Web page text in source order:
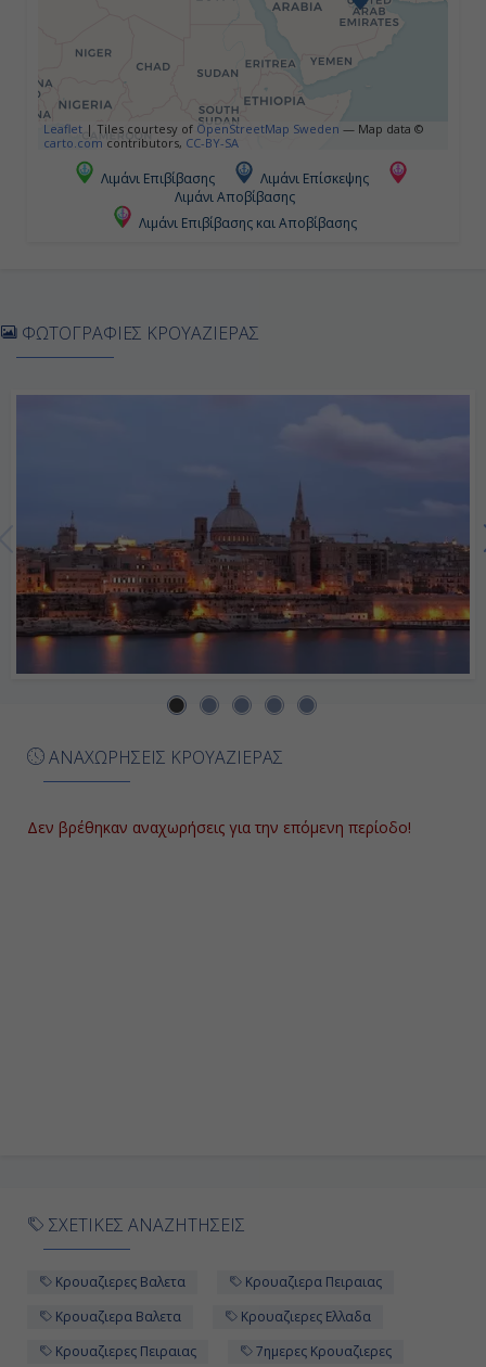
Νησί Σερ Μπανί Γιας, Ηνωμένα
Αραβικά Εμιράτα
07:00
Κατάκολο (Αρχ. Ολυμπία), Ελλάδα
Εν Πλω
-
-
Αποβίβαση
Leaflet | Tiles courtesy of OpenStreetMap Sweden — Map data ©
carto.com contributors, CC-BY-SA
Λιμάνι Επιβίβασης
Λιμάνι Επίσκεψης
Λιμάνι Αποβίβασης
Λιμάνι Επιβίβασης και Αποβίβασης
ΑΝΑΧΩΡΗΣΕΙΣ ΚΡΟΥΑΖΙΕΡΑΣ
Δεν βρέθηκαν αναχωρήσεις για την επόμενη περίοδο!
ΦΩΤΟΓΡΑΦΙΕΣ ΚΡΟΥΑΖΙΕΡΑΣ
ΣΧΕΤΙΚΕΣ ΑΝΑΖΗΤΗΣΕΙΣ
Κρουαζιερες Βαλετα
Κρουαζιερα Πειραιας
Κρουαζιερα Βαλετα
Κρουαζιερες Ελλαδα
Κρουαζιερες Πειραιας
7ημερες Κρουαζιερες